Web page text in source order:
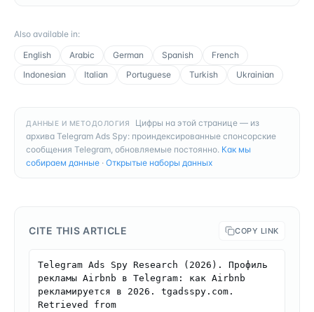
Also available in:
English
Arabic German Spanish
French
Indonesian
Italian Portuguese Turkish Ukrainian
ДАННЫЕ И МЕТОДОЛОГИЯ
Цифры на этой странице — из
архива Telegram Ads Spy: проиндексированные спонсорские
сообщения Telegram, обновляемые постоянно. Как мы
собираем данные · Открытые наборы данных
CITE THIS ARTICLE COPY LINK
Telegram Ads Spy Research (2026). Профиль
рекламы Airbnb в Telegram: как Airbnb
рекламируется в 2026. tgadsspy.com.
Retrieved from